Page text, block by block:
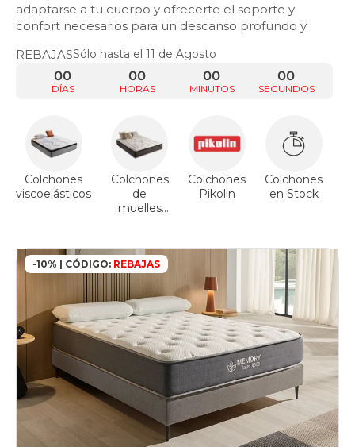
adaptarse a tu cuerpo y ofrecerte el soporte y
confort necesarios para un descanso profundo y
REBAJASSólo hasta el 11 de Agosto
DÍAS
00
HORAS
00
MINUTOS
00
SEGUNDOS
00
Colchones
viscoelásticos
Colchones
de
muelles
Colchones
Pikolin
Colchones
en Stock
-10% | CÓDIGO: REBAJAS